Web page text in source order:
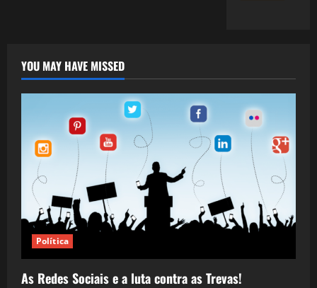
YOU MAY HAVE MISSED
Política
As Redes Sociais e a luta contra as Trevas!